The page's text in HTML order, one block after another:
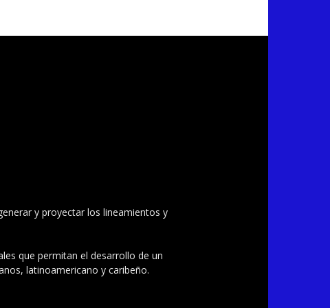
y proyectar los lineamientos y
que permitan el desarrollo de un
latinoamericano y caribeño.